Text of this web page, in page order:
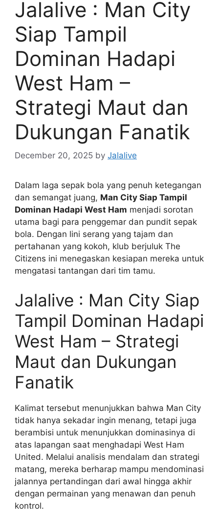
Jalalive : Man City
Siap Tampil
Dominan Hadapi
West Ham –
Strategi Maut dan
Dukungan Fanatik
December 20, 2025 by Jalalive
Dalam laga sepak bola yang penuh ketegangan
dan semangat juang, Man City Siap Tampil
Dominan Hadapi West Ham menjadi sorotan
utama bagi para penggemar dan pundit sepak
bola. Dengan lini serang yang tajam dan
pertahanan yang kokoh, klub berjuluk The
Citizens ini menegaskan kesiapan mereka untuk
mengatasi tantangan dari tim tamu.
Jalalive : Man City Siap
Tampil Dominan Hadapi
West Ham – Strategi
Maut dan Dukungan
Fanatik
Kalimat tersebut menunjukkan bahwa Man City
tidak hanya sekadar ingin menang, tetapi juga
berambisi untuk menunjukkan dominasinya di
atas lapangan saat menghadapi West Ham
United. Melalui analisis mendalam dan strategi
matang, mereka berharap mampu mendominasi
jalannya pertandingan dari awal hingga akhir
dengan permainan yang menawan dan penuh
kontrol.